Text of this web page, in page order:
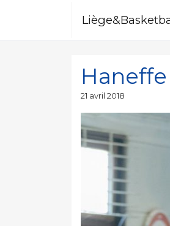
Publié
21 avril 2018